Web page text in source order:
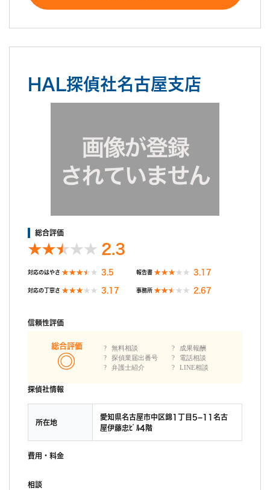
HAL探偵社名古屋支店
総合評価
2.3
対応のはやさ 3.5 報告書 3.17
対応の丁寧さ 3.17 事務所 2.67
信頼性評価
総合評価
無料相談
探偵業届出番号
弁護士紹介
成果報酬
電話相談
LINE相談
探偵社情報
所在地
愛知県名古屋市中区錦1丁目5−11名古
屋伊藤忠ﾋﾞﾙ4階
費用・料金
相談